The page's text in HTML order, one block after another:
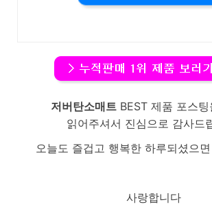
저버탄소매트 BEST 제품 포스
읽어주셔서 진심으로 감사드
오늘도 즐겁고 행복한 하루되셨으
사랑합니다